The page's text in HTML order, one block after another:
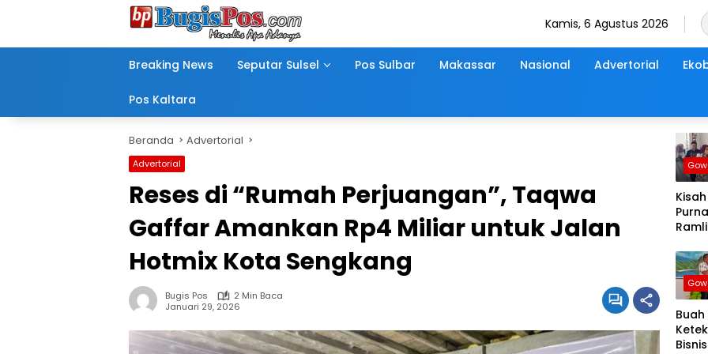
Kamis, 6 Agustus 2026
Breaking News Seputar Sulsel Pos Sulbar Makassar Nasional Advertorial
Pos Kaltara
Beranda Advertorial
Advertorial
Reses di “Rumah Perjuangan”, Taqwa
Gaffar Amankan Rp4 Miliar untuk Jalan
Hotmix Kota Sengkang
Bugis Pos
2 Min Baca
Januari 29, 2026
Kisah
Buah